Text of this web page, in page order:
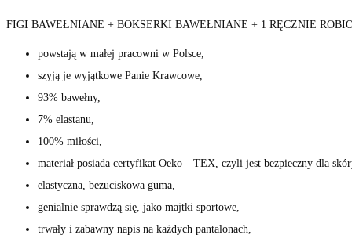
FIGI BAWEŁNIANE + BOKSERKI BAWEŁNIANE + 1 RĘCZNIE
powstają w małej pracowni w Polsce,
szyją je wyjątkowe Panie Krawcowe,
93% bawełny,
7% elastanu,
100% miłości,
materiał posiada certyfikat Oeko—TEX, czyli jest bezpieczny dla
elastyczna, bezuciskowa guma,
genialnie sprawdzą się, jako majtki sportowe,
trwały i zabawny napis na każdych pantalonach,